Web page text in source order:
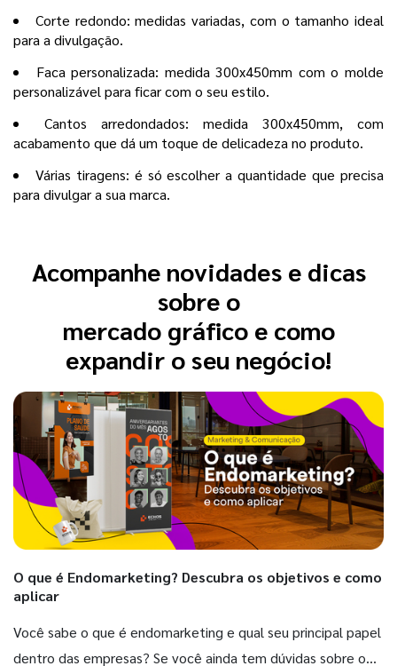
Corte redondo: medidas variadas, com o tamanho ideal
para a divulgação.
Faca personalizada: medida 300x450mm com o molde
personalizável para ficar com o seu estilo.
Cantos arredondados: medida 300x450mm, com
acabamento que dá um toque de delicadeza no produto.
Várias tiragens: é só escolher a quantidade que precisa
para divulgar a sua marca.
Acompanhe novidades e dicas
sobre o
mercado gráfico e como
expandir o seu negócio!
O que é Endomarketing? Descubra os objetivos e como
aplicar
Você sabe o que é endomarketing e qual seu principal papel
dentro das empresas? Se você ainda tem dúvidas sobre o